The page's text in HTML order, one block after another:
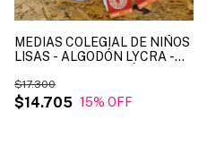
MEDIAS COLEGIAL DE NIÑOS
LISAS - ALGODÓN LYCRA -
MUNDO - ART. 7070 ( X
DOCENA )
$14.705
$17.300
15% OFF